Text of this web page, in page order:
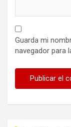
Guarda mi
navegador para